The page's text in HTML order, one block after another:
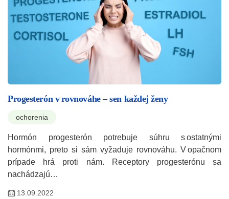
Progesterón v rovnováhe – sen každej ženy
ochorenia
Hormón progesterón potrebuje súhru s ostatnými
hormónmi, preto si sám vyžaduje rovnováhu. V opačnom
prípade hrá proti nám. Receptory progesterónu sa
nachádzajú…
13.09.2022